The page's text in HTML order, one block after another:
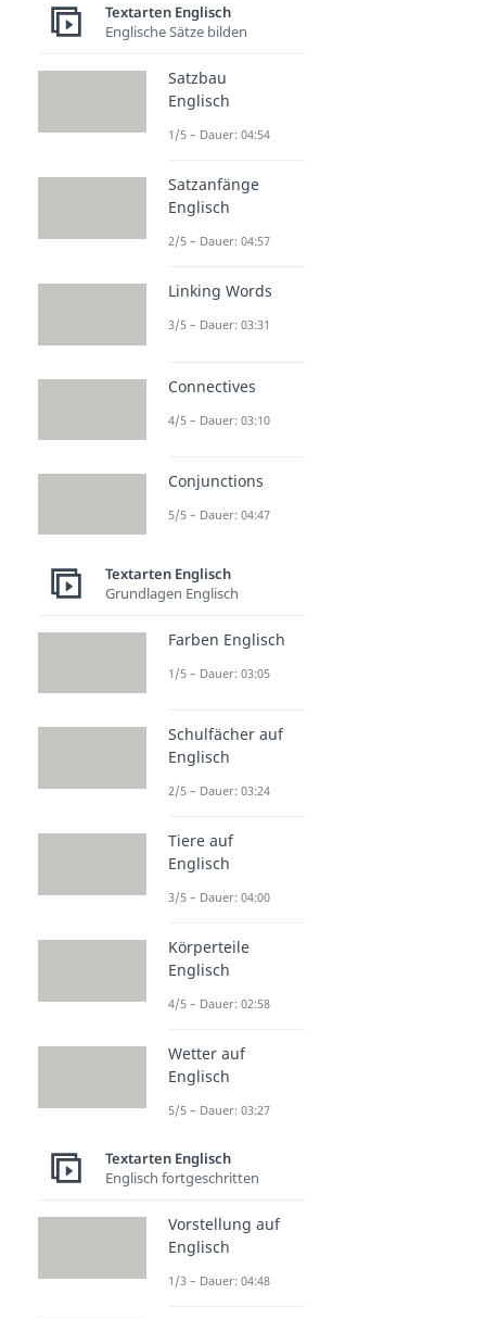
Textarten Englisch
Englische Sätze bilden
Satzbau
Englisch
1/5 – Dauer: 04:54
Satzanfänge
Englisch
2/5 – Dauer: 04:57
Linking Words
3/5 – Dauer: 03:31
Connectives
4/5 – Dauer: 03:10
Conjunctions
5/5 – Dauer: 04:47
Textarten Englisch
Grundlagen Englisch
Farben Englisch
1/5 – Dauer: 03:05
Schulfächer auf
Englisch
2/5 – Dauer: 03:24
Tiere auf
Englisch
3/5 – Dauer: 04:00
Körperteile
Englisch
4/5 – Dauer: 02:58
Wetter auf
Englisch
5/5 – Dauer: 03:27
Textarten Englisch
Englisch fortgeschritten
Vorstellung auf
Englisch
1/3 – Dauer: 04:48